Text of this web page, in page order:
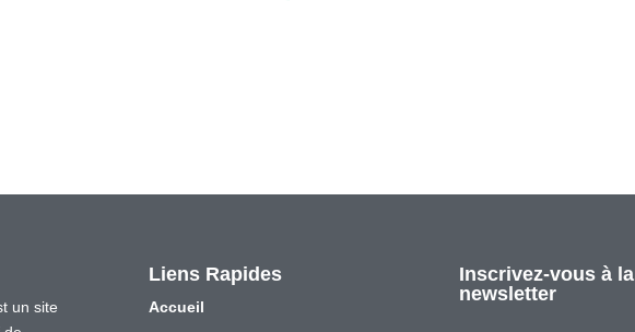
un site
Liens Rapides
Accueil
Inscrivez-vous à la
newsletter